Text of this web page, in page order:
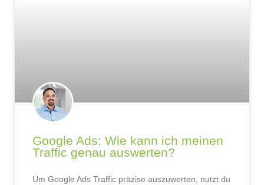
Google Ads: Wie kann ich meinen
Traffic genau auswerten?
Um Google Ads Traffic präzise auszuwerten, nutzt du